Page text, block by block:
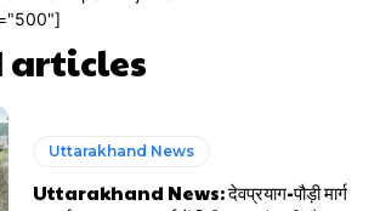
articles
Uttarakhand News
Uttarakhand News: देवप्रयाग-पौड़ी मार्ग